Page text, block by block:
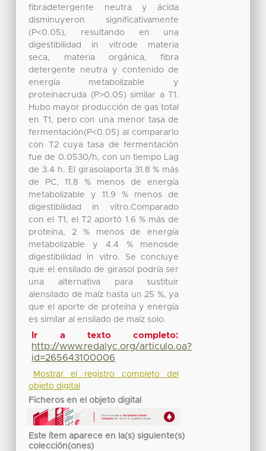
fibradetergente neutra y ácida
disminuyeron significativamente
(P<0.05), resultando en una
digestibilidad in vitrode materia
seca, materia orgánica, fibra
detergente neutra y contenido de
energía metabolizable y
proteínacruda (P>0.05) similar a T1.
Hubo mayor producción de gas total
en T1, pero con una menor tasa de
fermentación(P<0.05) al compararlo
con T2 cuya tasa de fermentación
fue de 0.0530/h, con un tiempo Lag
de 3.4 h. El girasolaporta 31.8 % más
de PC, 11.8 % menos de energía
metabolizable y 11.9 % menos de
digestibilidad in vitro.Comparado
con el T1, el T2 aportó 1.6 % más de
proteína, 2 % menos de energía
metabolizable y 4.4 % menosde
digestibilidad in vitro. Se concluye
que el ensilado de girasol podría ser
una alternativa para sustituir
alensilado de maíz hasta un 25 %, ya
que el aporte de proteína y energía
es similar al ensilado de maíz solo.
Ir a texto completo:
http://www.redalyc.org/articulo.oa?
id=265643100006
Mostrar el registro completo del
objeto digital
Ficheros en el objeto digital
Este ítem aparece en la(s) siguiente(s)
colección(ones)